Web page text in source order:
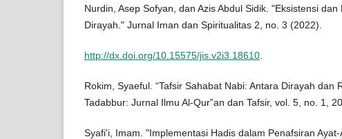
Nurdin, Asep Sofyan, dan Azis Abdul Sidik. "Eksistensi dan
Dirayah." Jurnal Iman dan Spiritualitas 2, no. 3 (2022).
http://dx.doi.org/10.15575/jis.v2i3.18610
Rokim, Syaeful. “Tafsir Sahabat Nabi: Antara Dirayah dan
Tadabbur: Jurnal Ilmu Al-Qur‟an dan Tafsir, vol. 5, no. 1,
Syafi'i, Imam. "Implementasi Hadis dalam Penafsiran